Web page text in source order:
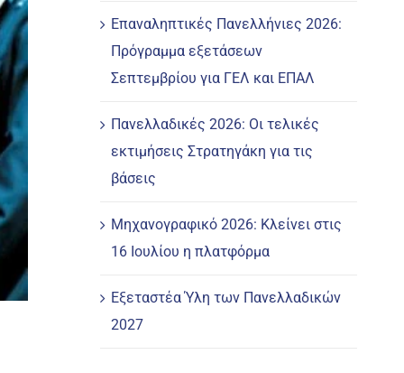
Επαναληπτικές Πανελλήνιες 2026:
Πρόγραμμα εξετάσεων
Σεπτεμβρίου για ΓΕΛ και ΕΠΑΛ
Πανελλαδικές 2026: Οι τελικές
εκτιμήσεις Στρατηγάκη για τις
βάσεις
Μηχανογραφικό 2026: Κλείνει στις
16 Ιουλίου η πλατφόρμα
Εξεταστέα Ύλη των Πανελλαδικών
2027